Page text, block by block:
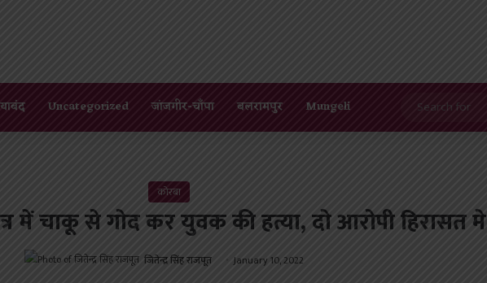
Uncategorized जांजगीर-चाँपा बलरामपुर Mungeli
कोरबा
में चाकू से गोद कर युवक की हत्या, दो आरोपी हिरासत मे
जितेन्द्र सिंह राजपूत January 10, 2022